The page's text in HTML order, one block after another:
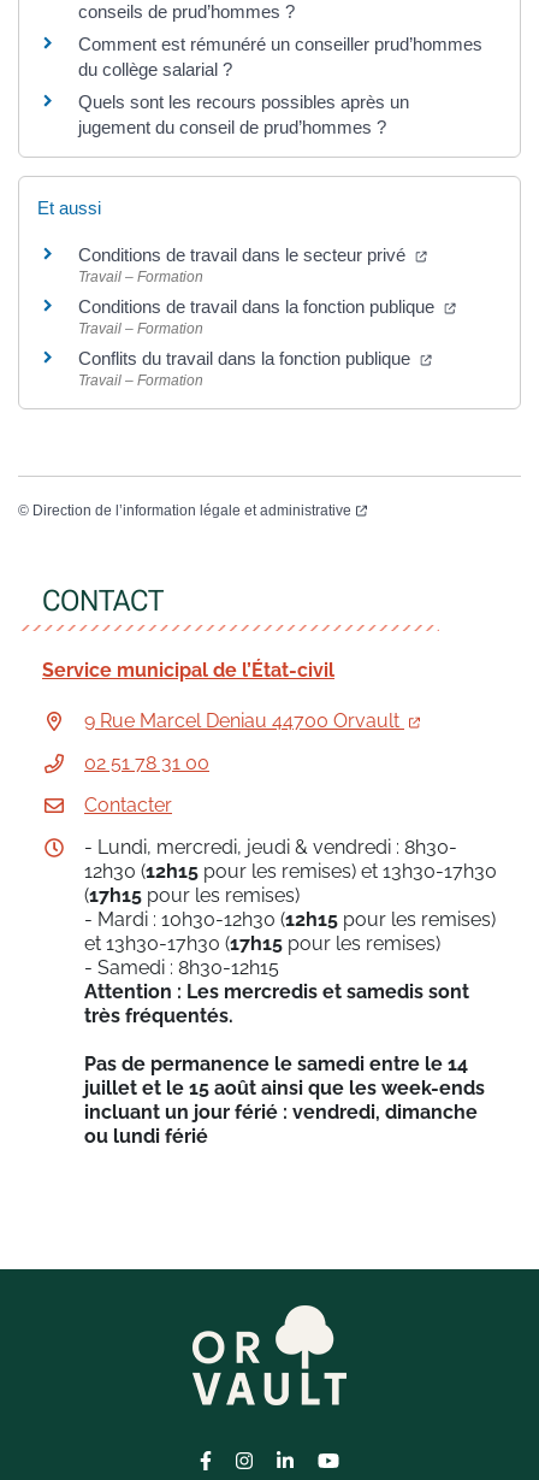
conseils de prud’hommes ?
Comment est rémunéré un conseiller prud’hommes
du collège salarial ?
Quels sont les recours possibles après un
jugement du conseil de prud’hommes ?
Et aussi
Conditions de travail dans le secteur privé
Travail – Formation
Conditions de travail dans la fonction publique
Travail – Formation
Conflits du travail dans la fonction publique
Travail – Formation
© Direction de l’information légale et administrative
CONTACT
Service municipal de l’État-civil
9 Rue Marcel Deniau 44700 Orvault
02 51 78 31 00
Contacter
- Lundi, mercredi, jeudi & vendredi : 8h30-
12h30 (12h15 pour les remises) et 13h30-17h30
(17h15 pour les remises)
- Mardi : 10h30-12h30 (12h15 pour les remises)
et 13h30-17h30 (17h15 pour les remises)
- Samedi : 8h30-12h15
Attention : Les mercredis et samedis sont
très fréquentés.
Pas de permanence le samedi entre le 14
juillet et le 15 août ainsi que les week-ends
incluant un jour férié : vendredi, dimanche
ou lundi férié
Lien vers le compte Facebook
Lien vers le compte Instagram
Lien vers le compte Linkedin
Lien vers la chaîne